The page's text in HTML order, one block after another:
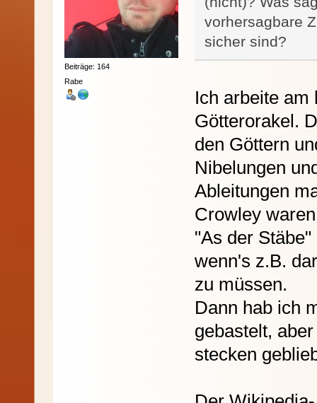
Beiträge: 164
Rabe
vorhersagbare
sicher sind?
Ich arbeite am
Götterorakel.
den Göttern
Nibelungen
Ableitungen
Crowley
"As der
wenn's z.B.
zu müssen.
Dann hab ich
gebastelt,
stecken